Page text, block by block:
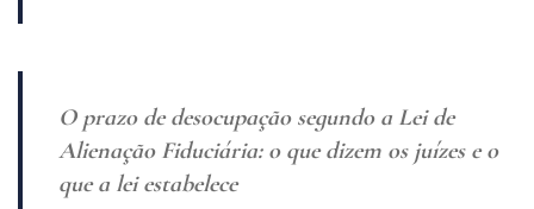
O prazo de desocupação segundo a Lei de
Alienação Fiduciária: o que dizem os juízes e o
que a lei estabelece